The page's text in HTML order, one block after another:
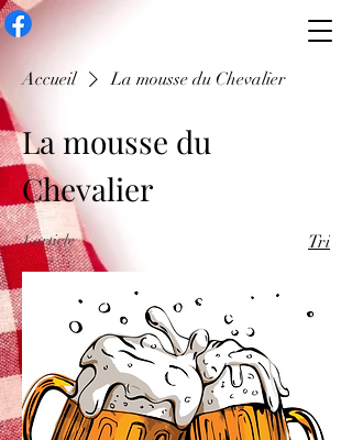
Accueil La mousse du Chevalier
La mousse du
Chevalier
1 article Tri